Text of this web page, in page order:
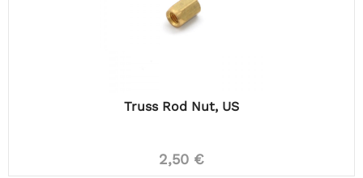
Truss Rod Nut, US
2,50 €